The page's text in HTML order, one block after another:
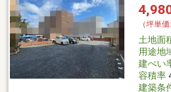
（坪単価
土地面
用途地
建ぺい
容積率
建築条